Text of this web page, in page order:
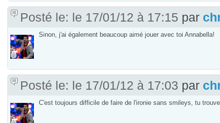
Posté le: le 17/01/12 à 17:15 par
Sinon, j'ai également beaucoup aimé jouer avec toi Annabella!
Posté le: le 17/01/12 à 17:03 par
C'est toujours difficile de faire de l'ironie sans smileys, tu